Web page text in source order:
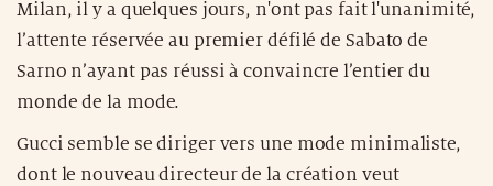
Milan, il y a quelques jours, n'ont pas fait l'unanimité,
l’attente réservée au premier défilé de Sabato de
Sarno n’ayant pas réussi à convaincre l’entier du
monde de la mode.
Gucci semble se diriger vers une mode minimaliste,
dont le nouveau directeur de la création veut